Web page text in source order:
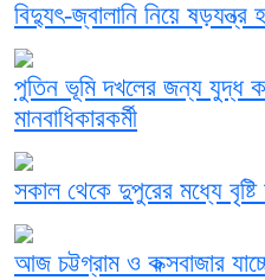
বিদ্যুৎ-জ্বালানি নিয়ে ষড়যন্ত্র
পুতিন ভূমি দখলের জন্য যুদ্ধ
মানবাধিকারকর্মী
সকাল থেকে দুপুরের মধ্যে
আজ চট্টগ্রাম ও কক্সবাজার